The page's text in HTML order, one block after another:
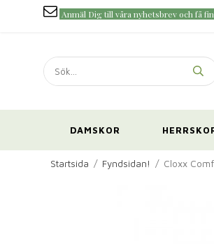
Anmäl Dig till våra nyhetsbrev och få
DAMSKOR
Startsida / Fyndsidan! / Cloxx